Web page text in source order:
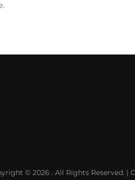
© 2026 . All Rights Reserved. |